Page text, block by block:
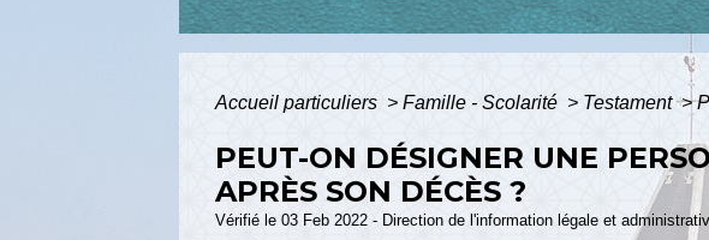
Accueil particuliers > Famille - Scolarité > Testament>
PEUT-ON DÉSIGNER UNE
APRÈS SON DÉCÈS ?
Vérifié le 03 Feb 2022 - Direction de l'information légale et